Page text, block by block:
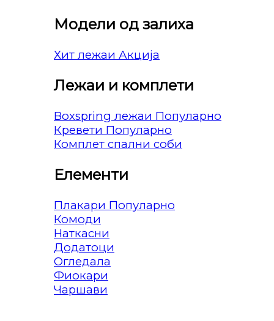
Модели од залиха
Хит лежаи
Лежаи и комплети
Boxspring лежаи
Кревети
Комплет спални соби
Елементи
Плакари
Комоди
Наткасни
Додатоци
Огледала
Фиокари
Чаршави